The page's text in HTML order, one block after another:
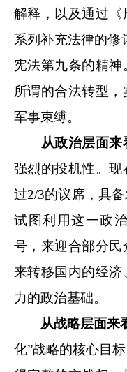
解释，以及通过
系列补充法律的修
宪法第九条的精
所谓的合法转型
军事束缚。
从政治层面来
强烈的投机性。现
过2/3的议席，具
试图利用这一政
号，来迎合部分
来转移国内的经
力的政治基础。
从战略层面来
化”战略的核心目